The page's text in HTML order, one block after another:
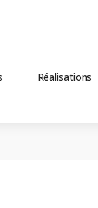
Réalisations